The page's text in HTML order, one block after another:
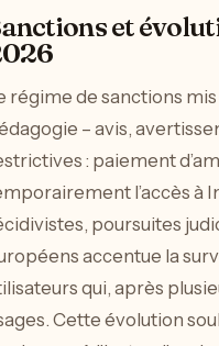
et
régime de sanctions mis
– avis,
: paiement
l’accès à
poursuites
accentue la
qui, après
Cette évolution